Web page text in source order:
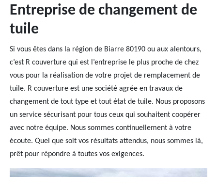
Entreprise de changement de
tuile
Si vous êtes dans la région de Biarre 80190 ou aux alentours,
c’est R couverture qui est l’entreprise le plus proche de chez
vous pour la réalisation de votre projet de remplacement de
tuile. R couverture est une société agrée en travaux de
changement de tout type et tout état de tuile. Nous proposons
un service sécurisant pour tous ceux qui souhaitent coopérer
avec notre équipe. Nous sommes continuellement à votre
écoute. Quel que soit vos résultats attendus, nous sommes là,
prêt pour répondre à toutes vos exigences.